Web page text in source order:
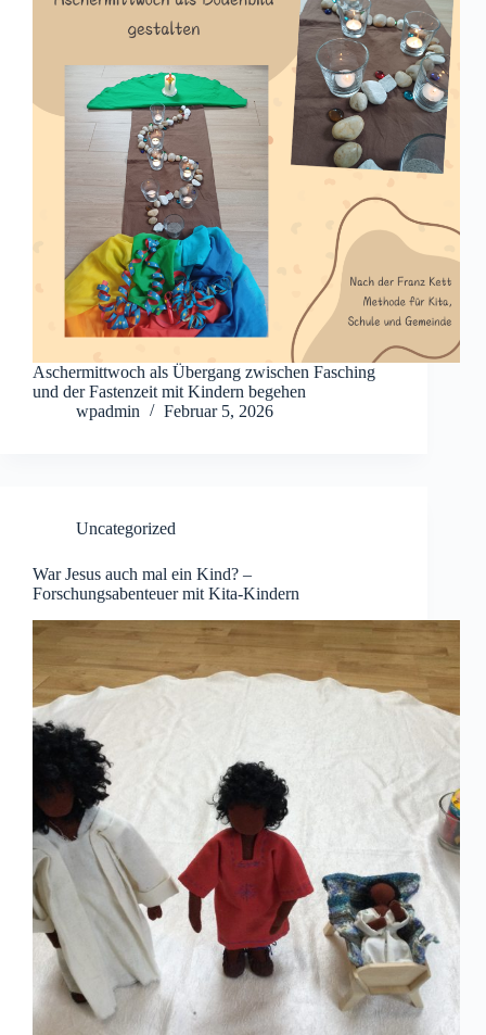
Aschermittwoch als Übergang zwischen Fasching
und der Fastenzeit mit Kindern begehen
wpadmin
Februar 5, 2026
Uncategorized
War Jesus auch mal ein Kind? –
Forschungsabenteuer mit Kita-Kindern